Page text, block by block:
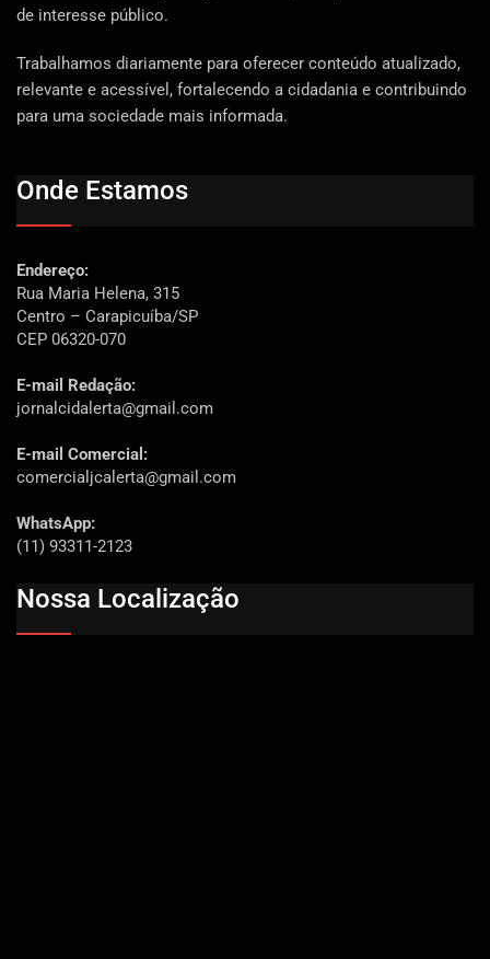
de interesse público.
Trabalhamos diariamente para oferecer conteúdo atualizado,
relevante e acessível, fortalecendo a cidadania e contribuindo
para uma sociedade mais informada.
Onde Estamos
Endereço:
Rua Maria Helena, 315
Centro – Carapicuíba/SP
CEP 06320-070
E-mail Redação:
jornalcidalerta@gmail.com
E-mail Comercial:
comercialjcalerta@gmail.com
WhatsApp:
(11) 93311-2123
Nossa Localização